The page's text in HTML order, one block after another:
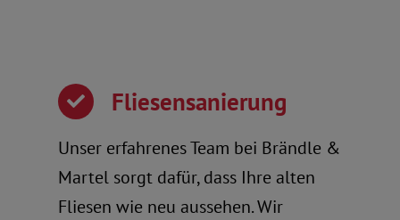
Fliesensanierung
Unser erfahrenes Team bei Brändle &
Martel sorgt dafür, dass Ihre alten
Fliesen wie neu aussehen. Wir